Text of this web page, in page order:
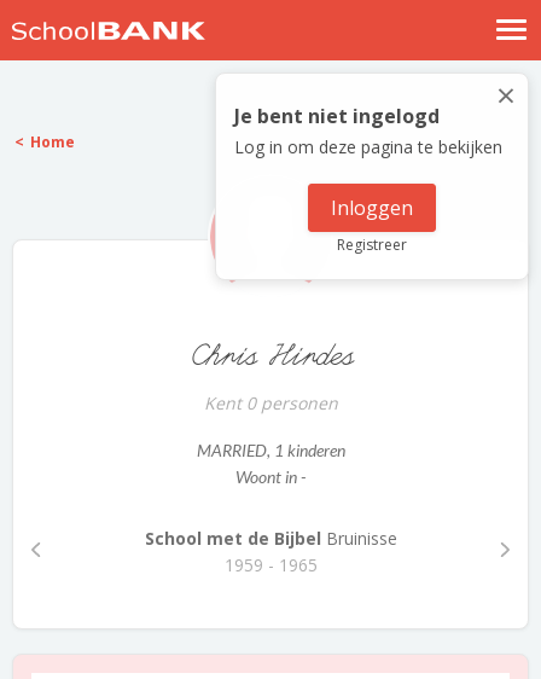
Nostalgische verhalen
Log in
Meld je gratis aan
×
Je bent niet ingelogd
Log in om deze pagina te bekijken
Inloggen
Registreer
Home
Chris Hirdes
Kent 0 personen
MARRIED, 1 kinderen
Woont in -
School met de Bijbel Bruinisse
1959 - 1965